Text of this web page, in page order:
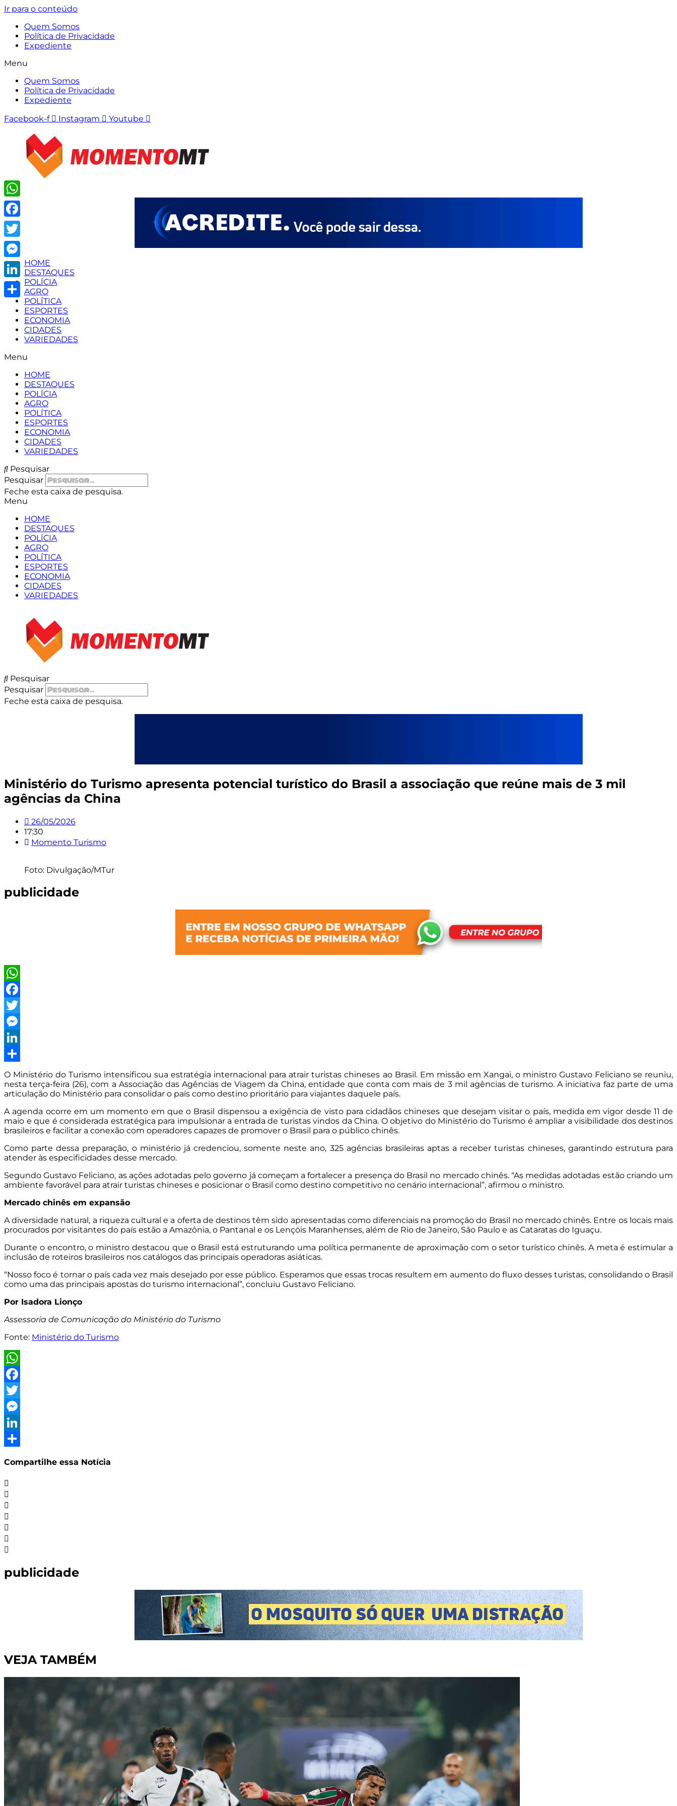
Ir para o conteúdo
Quem Somos
Política de Privacidade
Expediente
Menu
Quem Somos
Política de Privacidade
Expediente
Facebook-f
Instagram Youtube
HOME
DESTAQUES
POLÍCIA
AGRO
POLÍTICA
ESPORTES
ECONOMIA
CIDADES
VARIEDADES
Menu
HOME
DESTAQUES
POLÍCIA
AGRO
POLÍTICA
ESPORTES
ECONOMIA
CIDADES
VARIEDADES
Pesquisar
Pesquisar
Feche esta caixa de pesquisa.
Menu
HOME
DESTAQUES
POLÍCIA
AGRO
POLÍTICA
ESPORTES
ECONOMIA
CIDADES
VARIEDADES
Pesquisar
Pesquisar
Feche esta caixa de pesquisa.
Ministério do Turismo apresenta potencial turístico do Brasil a associação que reúne mais de 3 mil
agências da China
26/05/2026
17:30
Momento Turismo
Foto: Divulgação/MTur
publicidade
WhatsApp
Facebook
Twitter
Messenger
LinkedIn
Share
O Ministério do Turismo intensificou sua estratégia internacional para atrair turistas chineses ao Brasil. Em missão em Xangai, o ministro Gustavo Feliciano se reuniu,
nesta terça-feira (26), com a Associação das Agências de Viagem da China, entidade que conta com mais de 3 mil agências de turismo. A iniciativa faz parte de uma
articulação do Ministério para consolidar o país como destino prioritário para viajantes daquele país.
A agenda ocorre em um momento em que o Brasil dispensou a exigência de visto para cidadãos chineses que desejam visitar o país, medida em vigor desde 11 de
maio e que é considerada estratégica para impulsionar a entrada de turistas vindos da China. O objetivo do Ministério do Turismo é ampliar a visibilidade dos destinos
brasileiros e facilitar a conexão com operadores capazes de promover o Brasil para o público chinês.
Como parte dessa preparação, o ministério já credenciou, somente neste ano, 325 agências brasileiras aptas a receber turistas chineses, garantindo estrutura para
atender às especificidades desse mercado.
Segundo Gustavo Feliciano, as ações adotadas pelo governo já começam a fortalecer a presença do Brasil no mercado chinês. “As medidas adotadas estão criando um
ambiente favorável para atrair turistas chineses e posicionar o Brasil como destino competitivo no cenário internacional”, afirmou o ministro.
Mercado chinês em expansão
A diversidade natural, a riqueza cultural e a oferta de destinos têm sido apresentadas como diferenciais na promoção do Brasil no mercado chinês. Entre os locais mais
procurados por visitantes do país estão a Amazônia, o Pantanal e os Lençóis Maranhenses, além de Rio de Janeiro, São Paulo e as Cataratas do Iguaçu.
Durante o encontro, o ministro destacou que o Brasil está estruturando uma política permanente de aproximação com o setor turístico chinês. A meta é estimular a
inclusão de roteiros brasileiros nos catálogos das principais operadoras asiáticas.
“Nosso foco é tornar o país cada vez mais desejado por esse público. Esperamos que essas trocas resultem em aumento do fluxo desses turistas, consolidando o Brasil
como uma das principais apostas do turismo internacional”, concluiu Gustavo Feliciano.
Por Isadora Lionço
Assessoria de Comunicação do Ministério do Turismo
Fonte: Ministério do Turismo
WhatsApp
Facebook
Twitter
Messenger
LinkedIn
Compartilhe essa Notícia
publicidade
VEJA TAMBÉM
WhatsApp
Facebook
Twitter
Messenger
LinkedIn
Share